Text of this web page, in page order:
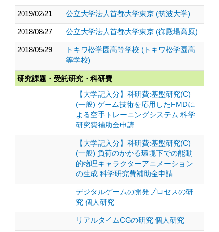
2019/02/21 公立大学法人首都大学東京 (筑波大学)
2018/08/27 公立大学法人首都大学東京 (御殿場高原)
2018/05/29
トキワ松学園高等学校 (トキワ松学園高
等学校)
研究課題・受託研究・科研費
【大学記入分】科研費:基盤研究(C)
(一般) ゲーム技術を応用したHMDに
よる空手トレーニングシステム 科学
研究費補助金申請
【大学記入分】科研費:基盤研究(C)
(一般) 負荷のかかる環境下での能動
的物理キャラクターアニメーション
の生成 科学研究費補助金申請
デジタルゲームの開発プロセスの研
究 個人研究
リアルタイムCGの研究 個人研究